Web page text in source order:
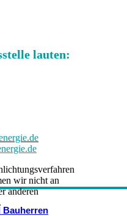
Bauherren
lauten:
wir nicht an
anderen